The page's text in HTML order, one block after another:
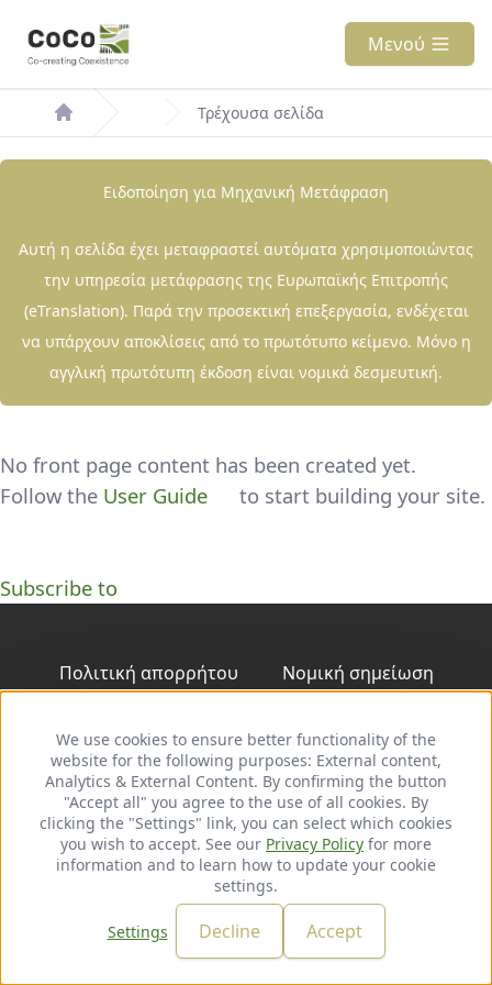
προς
κυρίως
περιεχόμενο
Μενού
Breadcrumb Τρέχουσα σελίδα
Ειδοποίηση για Μηχανική Μετάφραση
Αυτή η σελίδα έχει μεταφραστεί αυτόματα χρησιμοποιώντας
την υπηρεσία μετάφρασης της Ευρωπαϊκής Επιτροπής
(eTranslation). Παρά την προσεκτική επεξεργασία, ενδέχεται
να υπάρχουν αποκλίσεις από το πρωτότυπο κείμενο. Μόνο η
αγγλική πρωτότυπη έκδοση είναι νομικά δεσμευτική.
No front page content has been created yet.
Follow the User Guide to start building your site.
Subscribe to
FooterΠολιτική απορρήτου Νομική σημείωση
Follow
LinkedIn
© 2026 adelphi. All rights reserved.
Use
of
personal
data
and
cookies
We use cookies to ensure better functionality of the
website for the following purposes: External content,
Analytics & External Content. By confirming the button
"Accept all" you agree to the use of all cookies. By
clicking the "Settings" link, you can select which cookies
you wish to accept. See our Privacy Policy for more
information and to learn how to update your cookie
settings.
Settings Decline Accept